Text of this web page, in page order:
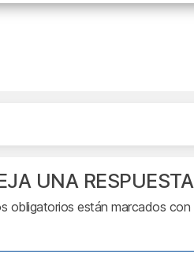
UNA RESPUESTA
obligatorios están marcados con